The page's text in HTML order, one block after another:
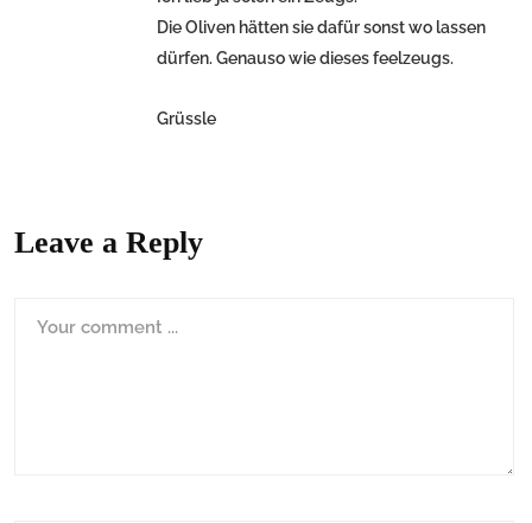
Die Oliven hätten sie dafür sonst wo lassen
dürfen. Genauso wie dieses feelzeugs.
Grüssle
Leave a Reply